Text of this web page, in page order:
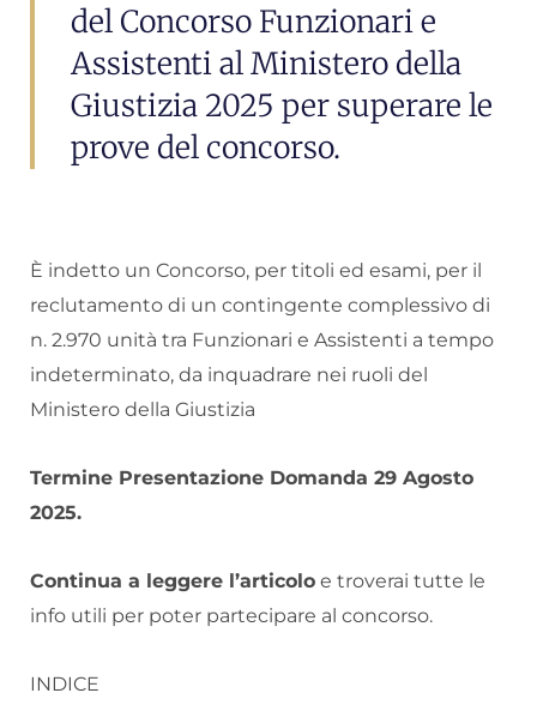
del Concorso Funzionari e
Assistenti al Ministero della
Giustizia 2025 per superare le
prove del concorso.
È indetto un Concorso, per titoli ed esami, per il
reclutamento di un contingente complessivo di
n. 2.970 unità tra Funzionari e Assistenti a tempo
indeterminato, da inquadrare nei ruoli del
Ministero della Giustizia
Termine Presentazione Domanda 29 Agosto
2025.
Continua a leggere l’articolo e troverai tutte le
info utili per poter partecipare al concorso.
INDICE